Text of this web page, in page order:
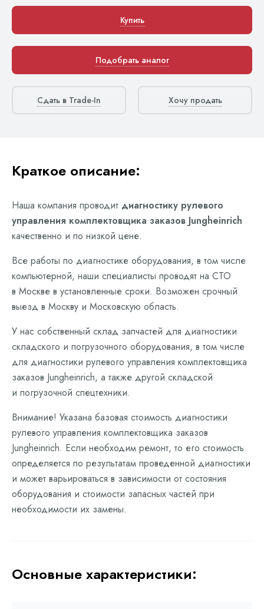
Купить
Подобрать аналог
Сдать в Trade-In Хочу продать
Краткое описание:
Наша компания проводит диагностику рулевого
управления комплектовщика заказов Jungheinrich
качественно и по низкой цене.
Все работы по диагностике оборудования, в том числе
компьютерной, наши специалисты проводят на СТО
в Москве в установленные сроки. Возможен срочный
выезд в Москву и Московскую область.
У нас собственный склад запчастей для диагностики
складского и погрузочного оборудования, в том числе
для диагностики рулевого управления комплектовщика
заказов Jungheinrich, а также другой складской
и погрузочной спецтехники.
Внимание! Указана базовая стоимость диагностики
рулевого управления комплектовщика заказов
Jungheinrich. Если необходим ремонт, то его стоимость
определяется по результатам проведенной диагностики
и может варьироваться в зависимости от состояния
оборудования и стоимости запасных частей при
необходимости их замены.
Основные характеристики: